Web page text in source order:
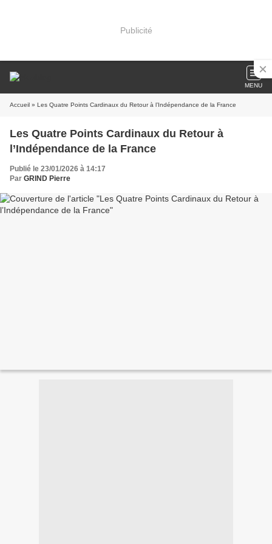
Publicité
MENU
Accueil » Les Quatre Points Cardinaux du Retour à l’Indépendance de la France
Les Quatre Points Cardinaux du Retour à
l’Indépendance de la France
Publié le 23/01/2026 à 14:17
Par GRIND Pierre